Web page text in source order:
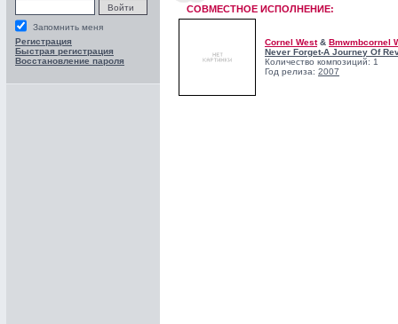
Запомнить меня
Регистрация
Быстрая регистрация
Восстановление пароля
СОВМЕСТНОЕ ИСПОЛНЕНИЕ:
Cornel West& Bmwmbcornel
Never Forget-A Journey Of
Количество композиций: 1
Год релиза: 2007